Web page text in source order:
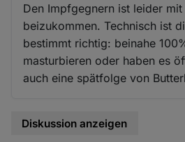
Den Impfgegnern ist leider
beizukommen. Technisch ist
bestimmt richtig: beinahe
masturbieren oder haben es
auch eine spätfolge von
Diskussion anzeigen